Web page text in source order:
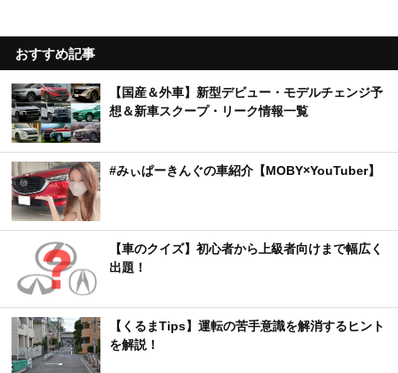
おすすめ記事
【国産＆外車】新型デビュー・モデルチェンジ予
想＆新車スクープ・リーク情報一覧
#みぃぱーきんぐの車紹介【MOBY×YouTuber】
【車のクイズ】初心者から上級者向けまで幅広く
出題！
【くるまTips】運転の苦手意識を解消するヒント
を解説！